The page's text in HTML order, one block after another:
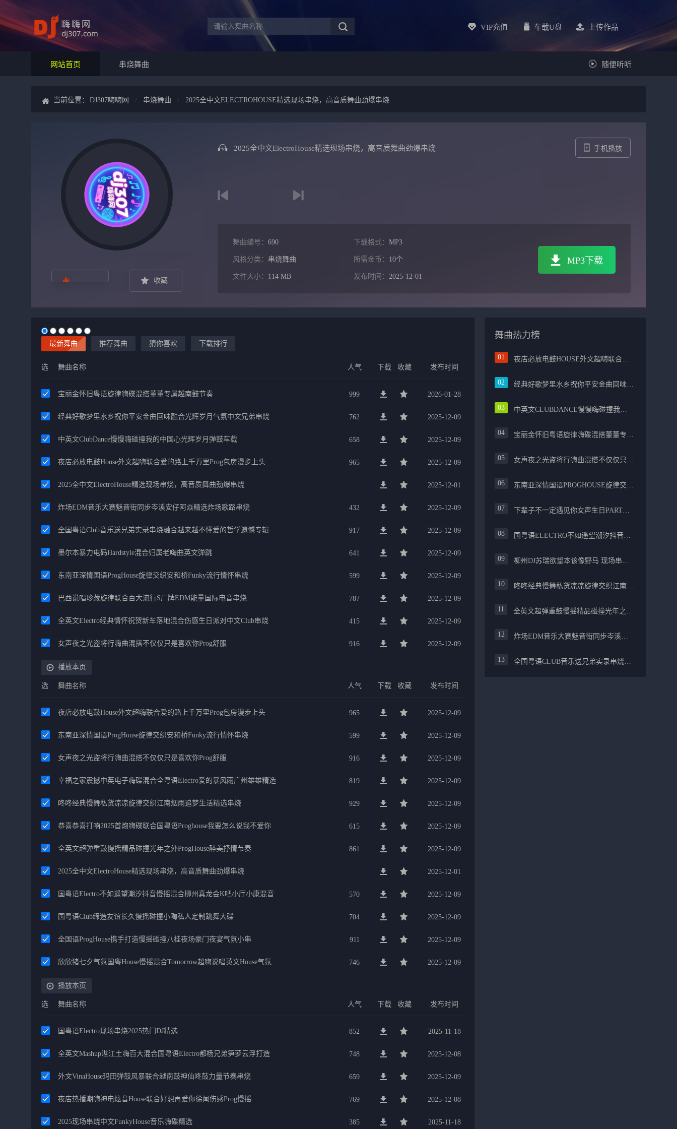
VIP充值 车载u盘 上传作品
网站首页 串烧舞曲 随便听听
当前位置： DJ307嗨嗨网 串烧舞曲 2025全中文ELECTROHOUSE精选现场串烧，高音质舞曲劲爆串烧
收藏
2025全中文ElectroHouse精选现场串烧，高音质舞曲劲爆串烧 手机播放
舞曲编号： 690 下载格式： MP3
风格分类： 串烧舞曲 所需金币： 10个
文件大小： 114 MB 发布时间： 2025-12-01
MP3下载
最新舞曲 推荐舞曲 猜你喜欢 下载排行
选 舞曲名称 人气 下载 收藏 发布时间
宝丽金怀旧粤语旋律嗨碟混搭董董专属越南鼓节奏 999 2026-01-28
经典好歌梦里水乡祝你平安金曲回味融合光辉岁月气氛中文兄弟串烧 762 2025-12-09
中英文ClubDance慢慢嗨碰撞我的中国心光辉岁月弹鼓车载 658 2025-12-09
夜店必放电鼓House外文超嗨联合爱的路上千万里Prog包房漫步上头 965 2025-12-09
2025全中文ElectroHouse精选现场串烧，高音质舞曲劲爆串烧 2025-12-01
炸场EDM音乐大赛魅音街同步岑溪安仔阿焱精选炸场歌路串烧 432 2025-12-09
全国粤语Club音乐送兄弟实录串烧融合越来越不懂爱的哲学遗憾专辑 917 2025-12-09
墨尔本暴力电码Hardstyle混合归属老嗨曲英文弹跳 641 2025-12-09
东南亚深情国语ProgHouse旋律交织安和桥Funky流行情怀串烧 599 2025-12-09
巴西说唱珍藏旋律联合百大流行S厂牌EDM能量国际电音串烧 787 2025-12-09
全英文Electro经典情怀祝贺新车落地混合伤感生日派对中文Club串烧 415 2025-12-09
女声夜之光盗将行嗨曲混搭不仅仅只是喜欢你Prog舒服 916 2025-12-09
播放本页
选 舞曲名称 人气 下载 收藏 发布时间
夜店必放电鼓House外文超嗨联合爱的路上千万里Prog包房漫步上头 965 2025-12-09
东南亚深情国语ProgHouse旋律交织安和桥Funky流行情怀串烧 599 2025-12-09
女声夜之光盗将行嗨曲混搭不仅仅只是喜欢你Prog舒服 916 2025-12-09
幸福之家震撼中英电子嗨碟混合全粤语Electro爱的暴风雨广州雄雄精选 819 2025-12-09
咚咚经典慢舞私货凉凉旋律交织江南烟雨追梦生活精选串烧 929 2025-12-09
恭喜恭喜打响2025首炮嗨碟联合国粤语Proghouse我要怎么说我不爱你 615 2025-12-09
全英文超弹重鼓慢摇精品碰撞光年之外ProgHouse醉美抒情节奏 861 2025-12-09
2025全中文ElectroHouse精选现场串烧，高音质舞曲劲爆串烧 2025-12-01
国粤语Electro不如遥望潮汐抖音慢摇混合柳州真龙会K吧小厅小康混音 570 2025-12-09
国粤语Club缔造友谊长久慢摇碰撞小陶私人定制跳舞大碟 704 2025-12-09
全国语ProgHouse携手打造慢摇碰撞八桂夜场豪门夜宴气氛小串 911 2025-12-09
欣欣猪七夕气氛国粤House慢摇混合Tomorrow超嗨说唱英文House气氛 746 2025-12-09
播放本页
选 舞曲名称 人气 下载 收藏 发布时间
国粤语Electro现场串烧2025热门DJ精选 852 2025-11-18
全英文Mashup湛江土嗨百大混合国粤语Electro都杨兄弟笋萝云浮打造 748 2025-12-08
外文VinaHouse玛田弹鼓风暴联合越南鼓神仙咚鼓力量节奏串烧 659 2025-12-09
夜店热播潮嗨神电炫音House联合好想再爱你徐闻伤感Prog慢摇 769 2025-12-08
2025现场串烧中文FunkyHouse音乐嗨碟精选 385 2025-11-18
舞曲热力榜
夜店必放电鼓HOUSE外文超嗨联合爱的路上千万里PROG包房漫步上头
经典好歌梦里水乡祝你平安金曲回味融合光辉岁月气氛中文兄弟串烧
中英文CLUBDANCE慢慢嗨碰撞我的中国心光辉岁月弹鼓车载
宝丽金怀旧粤语旋律嗨碟混搭董董专属越南鼓节奏
女声夜之光盗将行嗨曲混搭不仅仅只是喜欢你PROG舒服
东南亚深情国语PROGHOUSE旋律交织安和桥FUNKY流行情怀串烧
下辈子不一定遇见你女声生日PARTY碰撞酒嗨最新女声伤感专辑实录
国粤语ELECTRO不如遥望潮汐抖音慢摇混合柳州真龙会K吧小厅小康混音
柳州DJ苏瑞欲望本该像野马 现场串烧中文FUNKYHOUSE精选
咚咚经典慢舞私货凉凉旋律交织江南烟雨追梦生活精选串烧
全英文超弹重鼓慢摇精品碰撞光年之外PROGHOUSE醉美抒情节奏
炸场EDM音乐大赛魅音街同步岑溪安仔阿焱精选炸场歌路串烧
全国粤语CLUB音乐送兄弟实录串烧融合越来越不懂爱的哲学遗憾专辑